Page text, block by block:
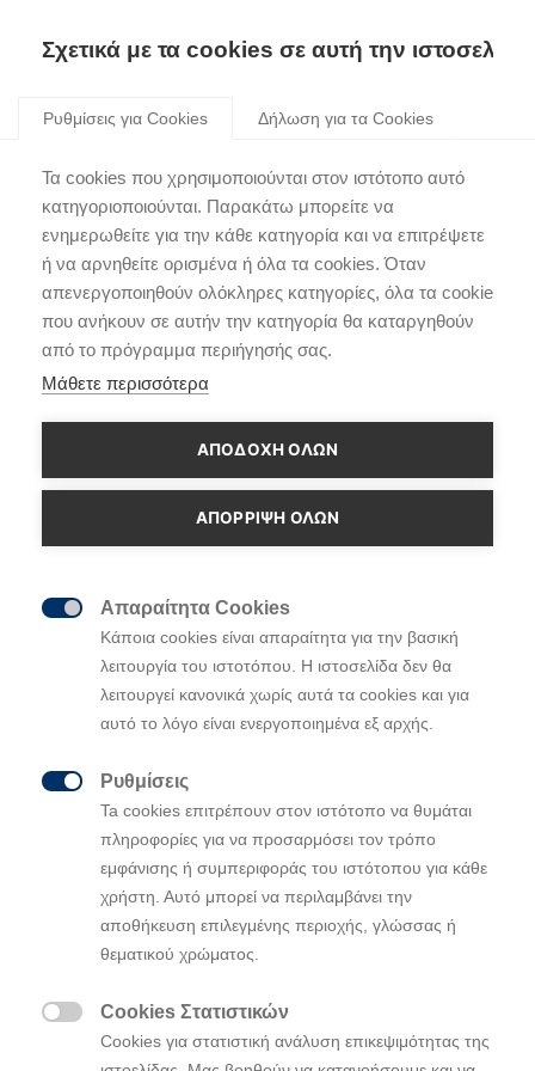
Σχετικά με τα cookies σε αυτή την ιστοσελίδα
Ρυθμίσεις για Cookies Δήλωση για τα Cookies
Τα cookies που χρησιμοποιούνται στον ιστότοπο αυτό
κατηγοριοποιούνται. Παρακάτω μπορείτε να
ενημερωθείτε για την κάθε κατηγορία και να επιτρέψετε
ή να αρνηθείτε ορισμένα ή όλα τα cookies. Όταν
απενεργοποιηθούν ολόκληρες κατηγορίες, όλα τα cookie
που ανήκουν σε αυτήν την κατηγορία θα καταργηθούν
από το πρόγραμμα περιήγησής σας.
Μάθετε περισσότερα
ΑΠΟΔΟΧΗ ΟΛΩΝ
ΑΠΌΡΡΙΨΗ ΌΛΩΝ
Απαραίτητα Cookies
Κάποια cookies είναι απαραίτητα για την βασική
λειτουργία του ιστοτόπου. Η ιστοσελίδα δεν θα
λειτουργεί κανονικά χωρίς αυτά τα cookies και για
αυτό το λόγο είναι ενεργοποιημένα εξ αρχής.
Ρυθμίσεις
Ta cookies επιτρέπουν στον ιστότοπο να θυμάται
πληροφορίες για να προσαρμόσει τον τρόπο
εμφάνισης ή συμπεριφοράς του ιστότοπου για κάθε
χρήστη. Αυτό μπορεί να περιλαμβάνει την
αποθήκευση επιλεγμένης περιοχής, γλώσσας ή
θεματικού χρώματος.
Cookies Στατιστικών
Cookies για στατιστική ανάλυση επικεψιμότητας της
BCA
Πλοήγηση
άρθρων
Παλαιότερο άρθρο Νεότερο άρθρο
Επιλέγοντας Νέο
Καινοτομία